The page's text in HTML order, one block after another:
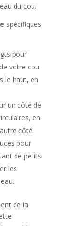
du cou.
spécifiques
pour
votre cou
le haut, en
un côté de
en
côté.
pour
de petits
les
de la